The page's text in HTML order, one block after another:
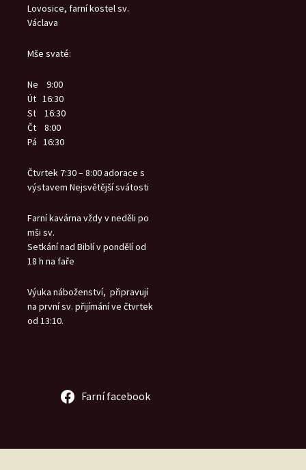
Lovosice, farní kostel sv.
Václava
Mše svaté:
Ne 9:00
Út 16:30
St 16:30
Čt 8:00
Pá 16:30
Čtvrtek 7:30 – 8:00 adorace s
výstavem Nejsvětější svátosti
Farní kavárna vždy v neděli po
mši sv.
Setkání nad Biblí v pondělí od
18 h na faře
Výuka náboženství, připravují
na první sv. přijímání ve čtvrtek
od 13:10.
Farní facebook